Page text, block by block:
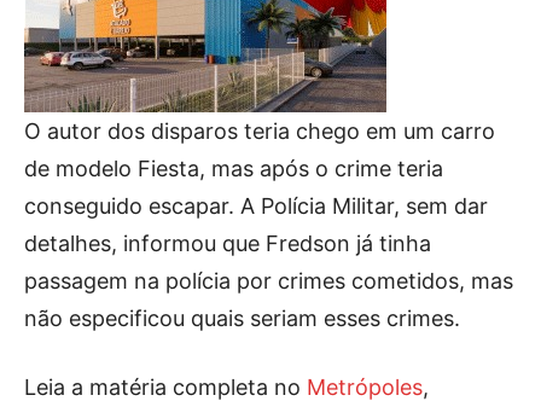
O autor dos disparos teria chego em um carro
de modelo Fiesta, mas após o crime teria
conseguido escapar. A Polícia Militar, sem dar
detalhes, informou que Fredson já tinha
passagem na polícia por crimes cometidos, mas
não especificou quais seriam esses crimes.
Leia a matéria completa no Metrópoles,